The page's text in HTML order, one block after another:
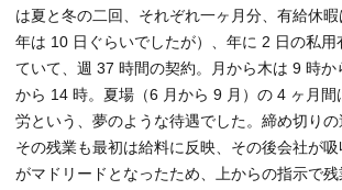
は夏と冬の二回、それぞれ一ヶ月分、有給休
年は 10 日ぐらいでしたが）、年に 2 日の私
ていて、週 37 時間の契約。月から木は 9 時
から 14 時。夏場（6 月から 9 月）の 4 ヶ月
労という、夢のような待遇でした。締め切りの
その残業も最初は給料に反映、その後会社が
がマドリードとなったため、上からの指示で